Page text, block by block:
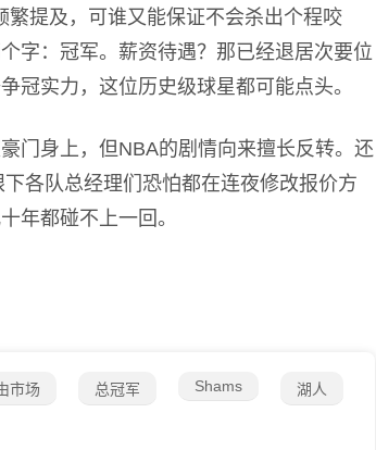
提及，可谁又能保证不会杀出个程咬
字：冠军。薪资待遇？那已经退居次要位
冠实力，这位历史级球星都可能点头。
身上，但NBA的剧情向来擅长反转。还
各队总经理们恐怕都在连夜修改报价方
年都碰不上一回。
市场 总冠军 Shams 湖人